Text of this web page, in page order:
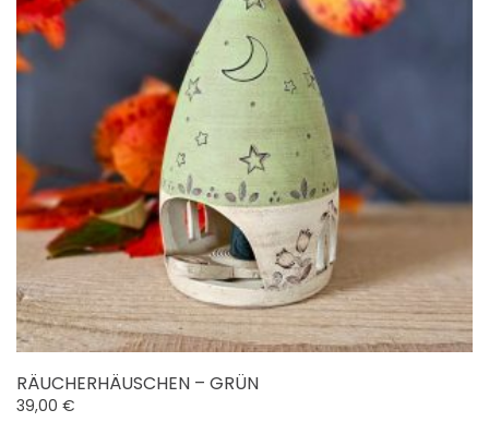
RÄUCHERHÄUSCHEN – GRÜN
39,00 €